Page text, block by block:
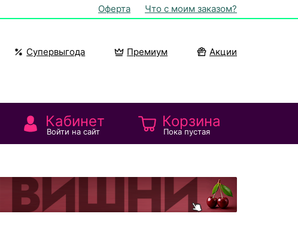
Оферта Что с моим заказом?
Супервыгода Премиум
Акции
Кабинет
Войти на сайт
Корзина
Пока пустая